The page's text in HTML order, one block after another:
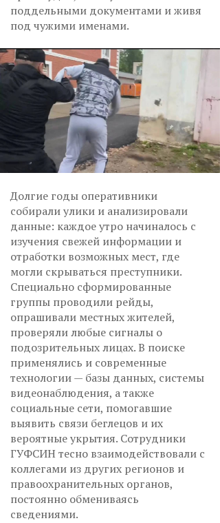
поддельными документами и живя
под чужими именами.
Долгие годы оперативники
собирали улики и анализировали
данные: каждое утро начиналось с
изучения свежей информации и
отработки возможных мест, где
могли скрываться преступники.
Специально сформированные
группы проводили рейды,
опрашивали местных жителей,
проверяли любые сигналы о
подозрительных лицах. В поиске
применялись и современные
технологии — базы данных, системы
видеонаблюдения, а также
социальные сети, помогавшие
выявить связи беглецов и их
вероятные укрытия. Сотрудники
ГУФСИН тесно взаимодействовали с
коллегами из других регионов и
правоохранительных органов,
постоянно обмениваясь
сведениями.